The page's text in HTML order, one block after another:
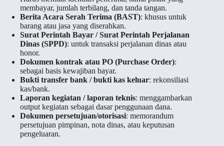
membayar, jumlah terbilang, dan tanda tangan.
Berita Acara Serah Terima (BAST): khusus untuk
barang atau jasa yang diserahkan.
Surat Perintah Bayar / Surat Perintah Perjalanan
Dinas (SPPD): untuk transaksi perjalanan dinas atau
honor.
Dokumen kontrak atau PO (Purchase Order):
sebagai basis kewajiban bayar.
Bukti transfer bank / bukti kas keluar: rekonsiliasi
kas/bank.
Laporan kegiatan / laporan teknis: menggambarkan
output kegiatan sebagai dasar penggunaan dana.
Dokumen persetujuan/otorisasi: memorandum
persetujuan pimpinan, nota dinas, atau keputusan
pengeluaran.